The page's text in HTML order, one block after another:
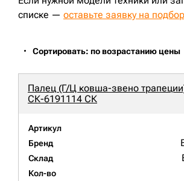
списке — оставьте заявку на подбор
Сортировать: по возрастанию цены
Палец (Г/Ц ковша-звено
СК-6191114 СК
Артикул
Бренд
Склад
Кол-во